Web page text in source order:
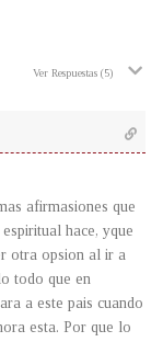
Ver Respuestas (5)
afirmasiones que
hace, yque
otra opsion al ir a
todo que en
a este pais cuando
esta. Por que lo